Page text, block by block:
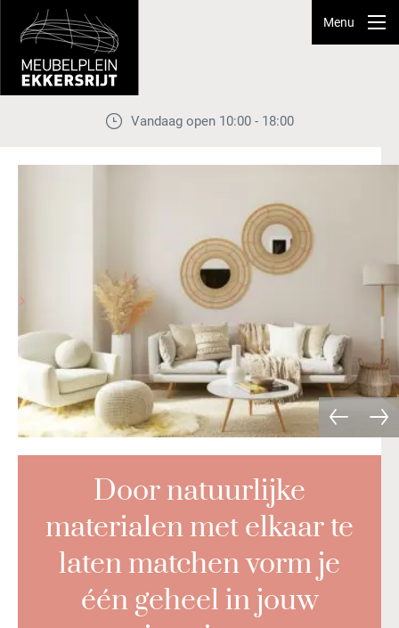
Menu
Vandaag open 10:00 - 18:00
Door natuurlijke
materialen met elkaar te
laten matchen vorm je
één geheel in jouw